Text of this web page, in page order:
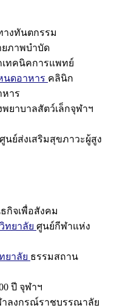
างทันตกรรม
ภาพบำบัด
ทคนิคการแพทย์
นดอาหาร คลินิก
าร
พยาบาลสัตว์เล็กจุฬาฯ
ศูนย์ส่งเสริมสุขภาวะผู้สูง
กิจเพื่อสังคม
ทยาลัย ศูนย์กีฬาแห่ง
ยาลัย ธรรมสถาน
ปี จุฬาฯ
าลงกรณ์ราชบรรณาลัย